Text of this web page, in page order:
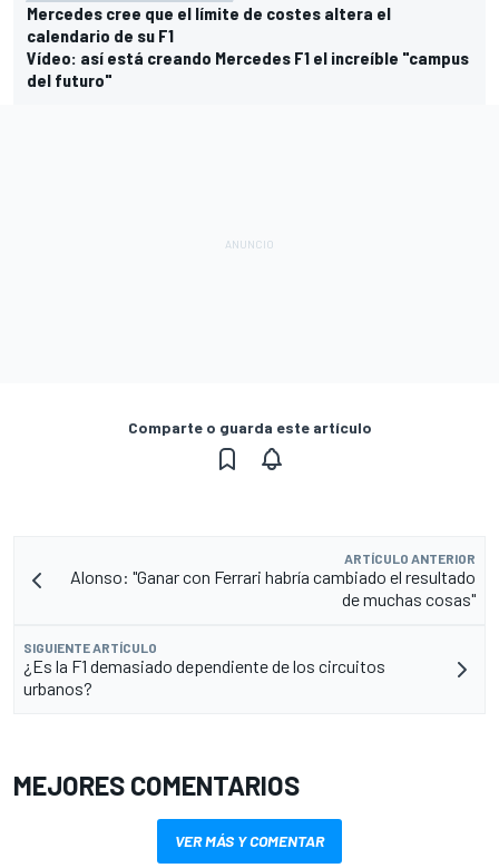
Mercedes cree que el límite de costes altera el
calendario de su F1
Vídeo: así está creando Mercedes F1 el increíble "campus
del futuro"
Comparte o guarda este artículo
ARTÍCULO ANTERIOR
Alonso: "Ganar con Ferrari habría cambiado el resultado
de muchas cosas"
SIGUIENTE ARTÍCULO
¿Es la F1 demasiado dependiente de los circuitos
urbanos?
MEJORES COMENTARIOS
VER MÁS Y COMENTAR